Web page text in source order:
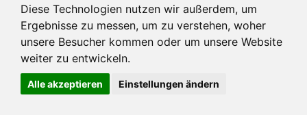
Diese Technologien nutzen wir außerdem, um
Ergebnisse zu messen, um zu verstehen, woher
unsere Besucher kommen oder um unsere Website
weiter zu entwickeln.
Alle akzeptieren Einstellungen ändern
Impressum und mehr